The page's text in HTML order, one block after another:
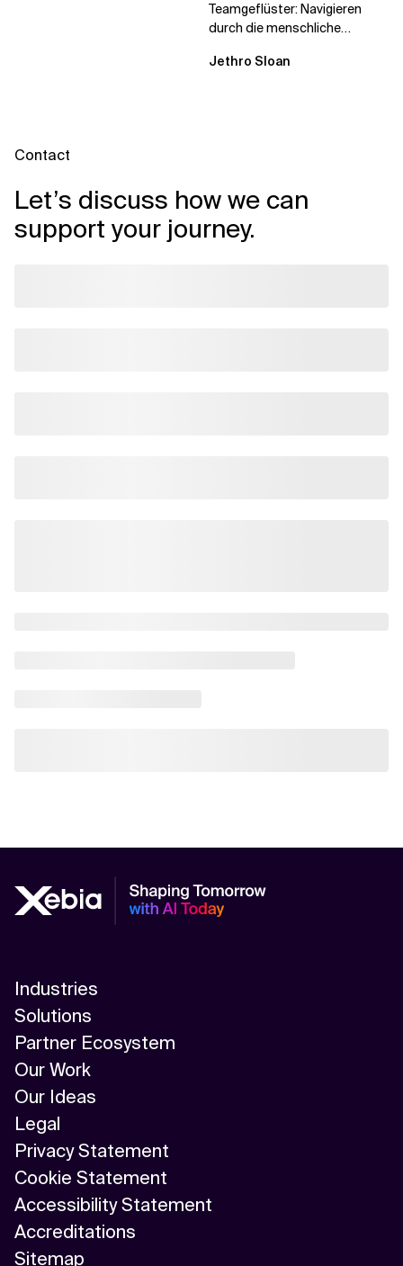
Teamgeflüster: Navigieren
durch die menschliche
vorbereitet hat „Wir...
Jethro Sloan
Contact
Let’s discuss how we can
support your journey.
Industries
Solutions
Partner Ecosystem
Our Work
Our Ideas
Legal
Privacy Statement
Cookie Statement
Accessibility Statement
Accreditations
Sitemap